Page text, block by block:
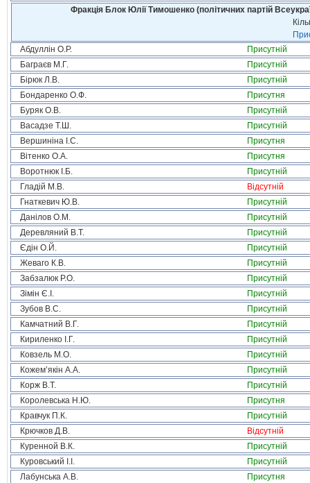
Фракція Блок Юлії Тимошенко (політичних партій
Абдуллін О.Р.
Присутній
Баграєв М.Г.
Присутній
Бірюк Л.В.
Присутній
Бондаренко О.Ф.
Присутня
Буряк О.В.
Присутній
Васадзе Т.Ш.
Присутній
Вершиніна І.С.
Присутня
Вітенко О.А.
Присутня
Воротнюк І.Б.
Присутній
Гладій М.В.
Відсутній
Гнаткевич Ю.В.
Присутній
Данілов О.М.
Присутній
Деревляний В.Т.
Присутній
Єдін О.Й.
Присутній
Жеваго К.В.
Присутній
Забзалюк Р.О.
Присутній
Зімін Є.І.
Присутній
Зубов В.С.
Присутній
Камчатний В.Г.
Присутній
Кириленко І.Г.
Присутній
Ковзель М.О.
Присутній
Кожем’якін А.А.
Присутній
Корж В.Т.
Присутній
Королевська Н.Ю.
Присутня
Кравчук П.К.
Присутній
Крючков Д.В.
Відсутній
Куренной В.К.
Присутній
Куровський І.І.
Присутній
Лабунська А.В.
Присутня